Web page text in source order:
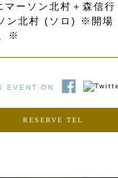
ーソン北村＋森信行
ン北村 (ソロ) ※開場
※
EVENT ON
RESERVE TEL